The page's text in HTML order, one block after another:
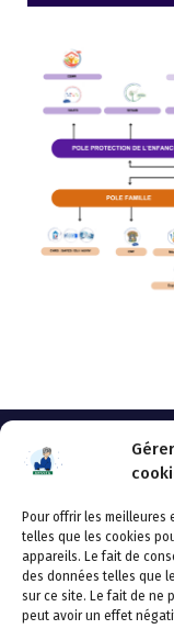
Pour offrir les
telles que les cookies
appareils. Le fait de
des données telles que
sur ce site. Le fait de ne
peut avoir un effet
Adresse